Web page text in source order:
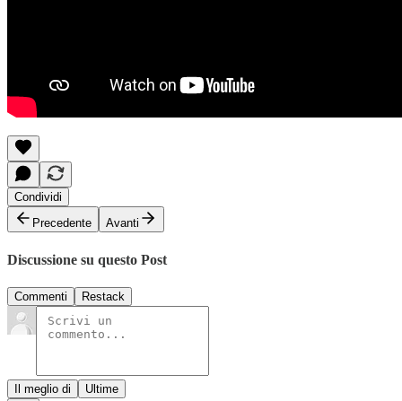
Condividi
Precedente
Avanti
Discussione su questo Post
Commenti Restack
Il meglio di Ultime